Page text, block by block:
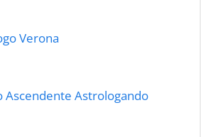
Verona
Ascendente Astrologando